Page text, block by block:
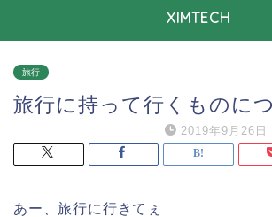
XIMTECH
旅行
旅行に持って行くものに
2019年9月26日
あー、旅行に行きてぇ